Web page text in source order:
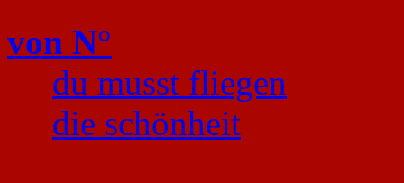
von N°
du musst fliegen
die schönheit